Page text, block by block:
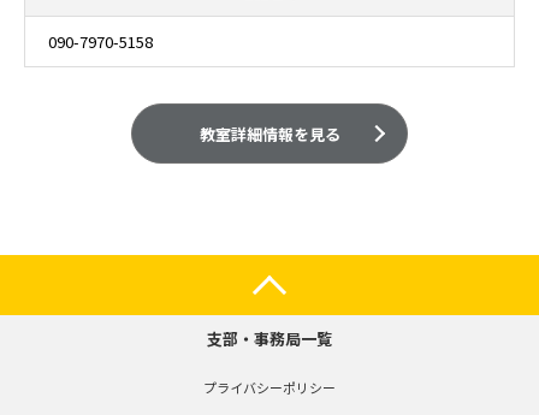
090-7970-5158
教室詳細情報を見る
支部・事務局一覧
プライバシーポリシー